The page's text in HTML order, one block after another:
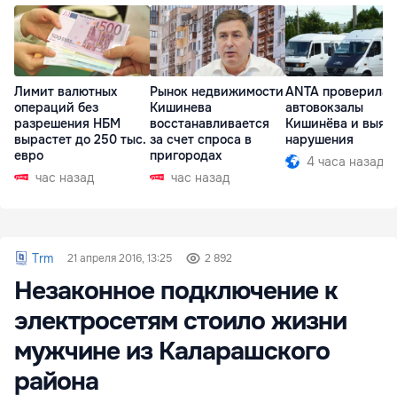
Лимит валютных
операций без
разрешения НБМ
вырастет до 250 тыс.
евро
час назад
Рынок недвижимости
Кишинева
восстанавливается
за счет спроса в
пригородах
час назад
ANTA проверила
автовокзалы
Кишинёва и
нарушения
4 часа назад
Trm 21 апреля 2016, 13:25 2 892
Незаконное подключение к
электросетям стоило жизни
мужчине из Каларашского
района